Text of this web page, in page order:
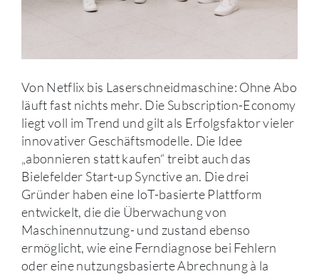
Von Netflix bis Laserschneidmaschine: Ohne Abo
läuft fast nichts mehr. Die Subscription-Economy
liegt voll im Trend und gilt als Erfolgsfaktor vieler
innovativer Geschäftsmodelle. Die Idee
„abonnieren statt kaufen“ treibt auch das
Bielefelder Start-up Synctive an. Die drei
Gründer haben eine IoT-basierte Plattform
entwickelt, die die Überwachung von
Maschinennutzung- und zustand ebenso
ermöglicht, wie eine Ferndiagnose bei Fehlern
oder eine nutzungsbasierte Abrechnung à la